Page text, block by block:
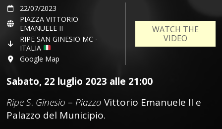
22/07/2023
PIAZZA VITTORIO
EMANUELE II
RIPE SAN GINESIO MC -
ITALIA
Google Map
WATCH THE
VIDEO
Sabato, 22 luglio 2023 alle 21:00
Ripe S. Ginesio – Piazza Vittorio Emanuele II e
Palazzo del Municipio.